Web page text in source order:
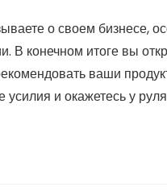
о своем бизнесе,
В конечном итоге вы
ваши
и окажетесь у